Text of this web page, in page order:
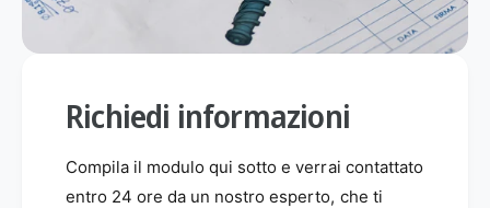
Richiedi informazioni
Compila il modulo qui sotto e verrai contattato
entro 24 ore da un nostro esperto, che ti